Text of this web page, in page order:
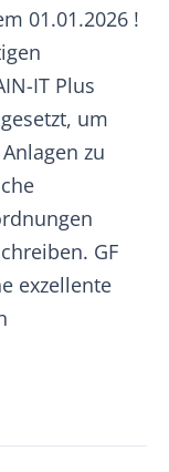
01.01.2026 !
IT Plus
um
zu
GF
exzellente